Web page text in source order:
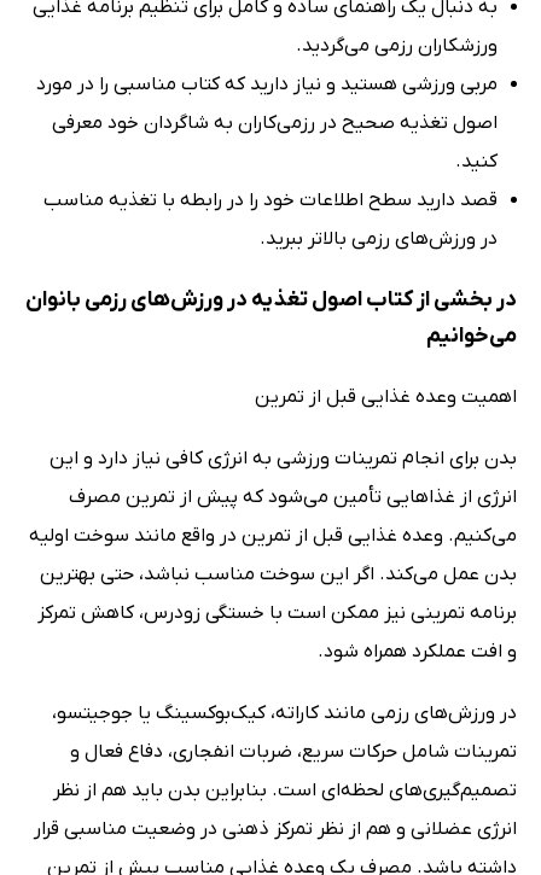
به دنبال یک راهنمای ساده و کامل برای تنظیم برنامه غذایی
ورزشکاران رزمی می‌گردید.
مربی ورزشی هستید و نیاز دارید که کتاب مناسبی را در مورد
اصول تغذیه صحیح در رزمی‌کاران به شاگردان خود معرفی
کنید.
قصد دارید سطح اطلاعات خود را در رابطه با تغذیه مناسب
در ورزش‌های رزمی بالاتر ببرید.
در بخشی از کتاب اصول تغذیه در ورزش‌های رزمی بانوان
می‌خوانیم
اهمیت وعده غذایی قبل از تمرین
بدن برای انجام تمرینات ورزشی به انرژی کافی نیاز دارد و این
انرژی از غذاهایی تأمین می‌شود که پیش از تمرین مصرف
می‌کنیم. وعده غذایی قبل از تمرین در واقع مانند سوخت اولیه
بدن عمل می‌کند. اگر این سوخت مناسب نباشد، حتی بهترین
برنامه تمرینی نیز ممکن است با خستگی زودرس، کاهش تمرکز
و افت عملکرد همراه شود.
در ورزش‌های رزمی مانند کاراته، کیک‌بوکسینگ یا جوجیتسو،
تمرینات شامل حرکات سریع، ضربات انفجاری، دفاع فعال و
تصمیم‌گیری‌های لحظه‌ای است. بنابراین بدن باید هم از نظر
انرژی عضلانی و هم از نظر تمرکز ذهنی در وضعیت مناسبی قرار
داشته باشد. مصرف یک وعده غذایی مناسب پیش از تمرین